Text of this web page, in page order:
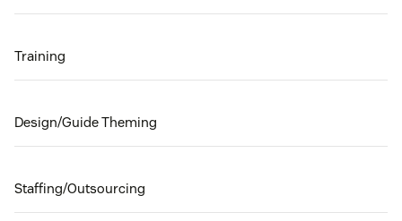
Training
Design/Guide Theming
Staffing/Outsourcing